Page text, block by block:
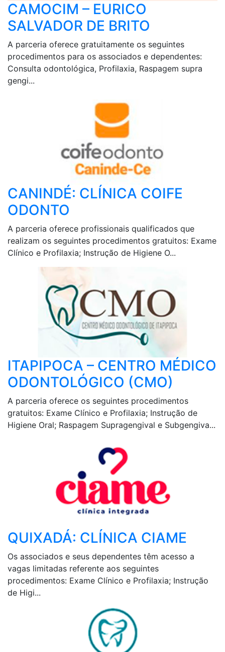
CAMOCIM – EURICO
SALVADOR DE BRITO
A parceria oferece gratuitamente os seguintes
procedimentos para os associados e dependentes:
Consulta odontológica, Profilaxia, Raspagem supra
gengi...
CANINDÉ: CLÍNICA COIFE
ODONTO
A parceria oferece profissionais qualificados que
realizam os seguintes procedimentos gratuitos: Exame
Clínico e Profilaxia; Instrução de Higiene O...
ITAPIPOCA – CENTRO MÉDICO
ODONTOLÓGICO (CMO)
A parceria oferece os seguintes procedimentos
gratuitos: Exame Clínico e Profilaxia; Instrução de
Higiene Oral; Raspagem Supragengival e Subgengiva...
QUIXADÁ: CLÍNICA CIAME
Os associados e seus dependentes têm acesso a
vagas limitadas referente aos seguintes
procedimentos: Exame Clínico e Profilaxia; Instrução
de Higi...